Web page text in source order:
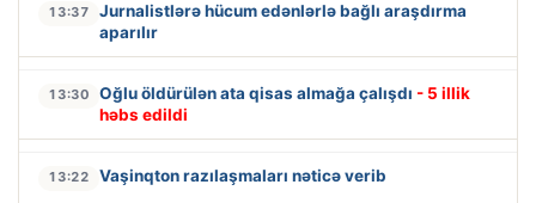
13:37
Jurnalistlərə hücum edənlərlə bağlı araşdırma
aparılır
13:30 Oğlu öldürülən ata qisas almağa çalışdı - 5 illik
həbs edildi
13:22 Vaşinqton razılaşmaları nəticə verib